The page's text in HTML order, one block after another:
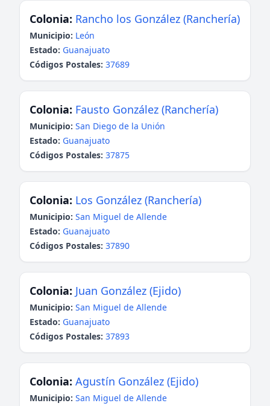
Colonia: Rancho los González (Ranchería)
Municipio: León
Estado: Guanajuato
Códigos Postales: 37689
Colonia: Fausto González (Ranchería)
Municipio: San Diego de la Unión
Estado: Guanajuato
Códigos Postales: 37875
Colonia: Los González (Ranchería)
Municipio: San Miguel de Allende
Estado: Guanajuato
Códigos Postales: 37890
Colonia: Juan González (Ejido)
Municipio: San Miguel de Allende
Estado: Guanajuato
Códigos Postales: 37893
Colonia: Agustín González (Ejido)
Municipio: San Miguel de Allende